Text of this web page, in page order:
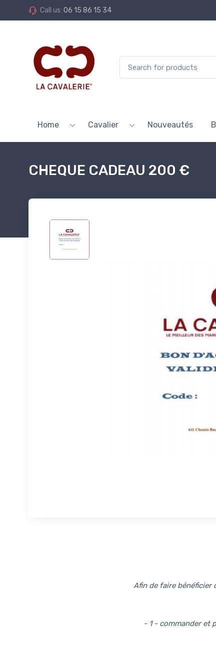
Call us: 06 15 86 15 34
Home Cavalier Nouveautés
CHEQUE CADEAU 200 €
Afin de faire bénéficier
- 1 - commander et